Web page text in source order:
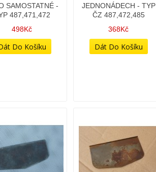
SAMOSTATNÉ -
487,471,472
498Kč
JEDNONÁDECH - TYP
ČZ 487,472,485
368Kč